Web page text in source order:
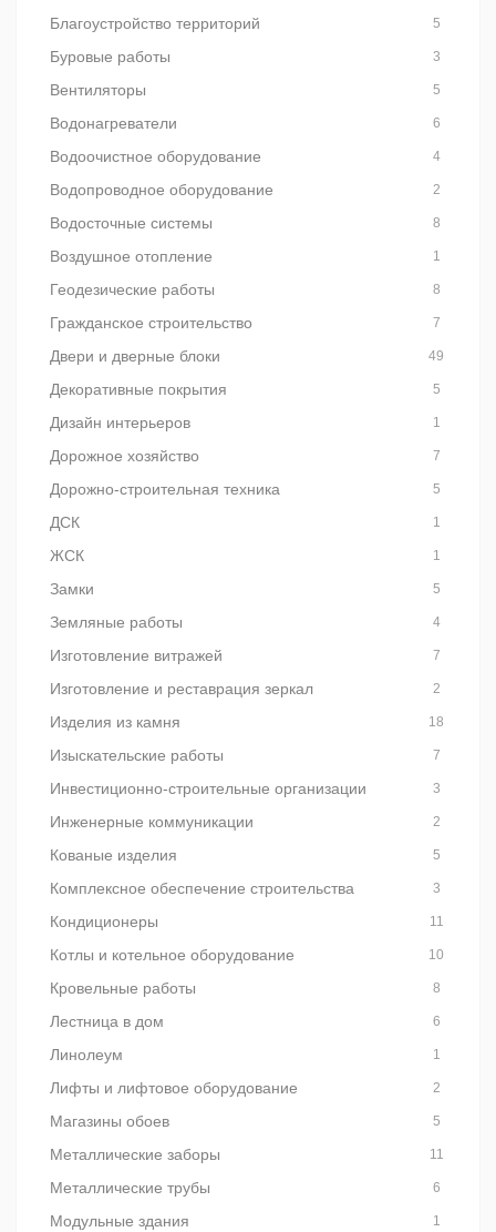
Благоустройство территорий 5
Буровые работы 3
Вентиляторы 5
Водонагреватели 6
Водоочистное оборудование 4
Водопроводное оборудование 2
Водосточные системы 8
Воздушное отопление 1
Геодезические работы 8
Гражданское строительство 7
Двери и дверные блоки 49
Декоративные покрытия 5
Дизайн интерьеров 1
Дорожное хозяйство 7
Дорожно-строительная техника 5
ДСК 1
ЖСК 1
Замки 5
Земляные работы 4
Изготовление витражей 7
Изготовление и реставрация зеркал 2
Изделия из камня 18
Изыскательские работы 7
Инвестиционно-строительные организации 3
Инженерные коммуникации 2
Кованые изделия 5
Комплексное обеспечение строительства 3
Кондиционеры 11
Котлы и котельное оборудование 10
Кровельные работы 8
Лестница в дом 6
Линолеум 1
Лифты и лифтовое оборудование 2
Магазины обоев 5
Металлические заборы 11
Металлические трубы 6
Модульные здания 1